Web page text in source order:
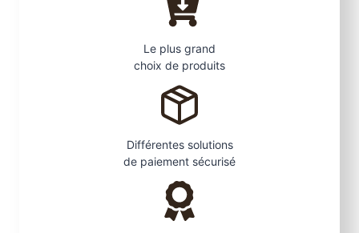
Le plus grand
choix de produits
Différentes solutions
de paiement sécurisé